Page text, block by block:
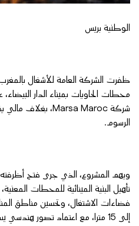
الوطنية بريس
محطات الحاويات بميناء الدار
الرسوم.
تأهيل البنية المينائية للمحطات
فضاءات الاشتغال، وتحسين مناطق
إلى 15 مترا، مع اعتماد تصور هندسي يسمح مستقبلا ببلوغه 16 مترا.